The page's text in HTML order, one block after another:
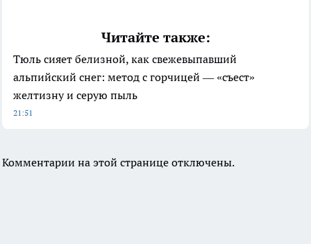
Читайте также:
Тюль сияет белизной, как свежевыпавший
альпийский снег: метод с горчицей — «съест»
желтизну и серую пыль
21:51
Комментарии на этой странице отключены.